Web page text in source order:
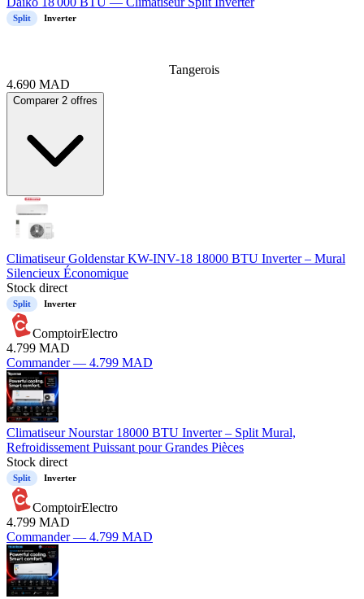
Split Inverter
Tangerois
4.690 MAD
Comparer 2 offres
Climatiseur Goldenstar KW-INV-18 18000 BTU Inverter – Mural
Silencieux Économique
Stock direct
Split Inverter
ComptoirElectro
4.799 MAD
Commander — 4.799 MAD
Climatiseur Nourstar 18000 BTU Inverter – Split Mural,
Refroidissement Puissant pour Grandes Pièces
Stock direct
Split Inverter
ComptoirElectro
4.799 MAD
Commander — 4.799 MAD